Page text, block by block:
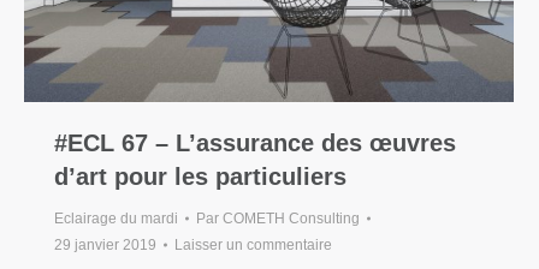
#ECL 67 – L’assurance des œuvres
d’art pour les particuliers
Eclairage du mardi Par COMETH Consulting
29 janvier 2019
Laisser un commentaire